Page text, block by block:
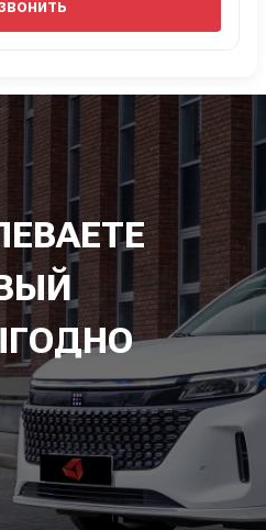
EVOLUTE ВЫГОДНО